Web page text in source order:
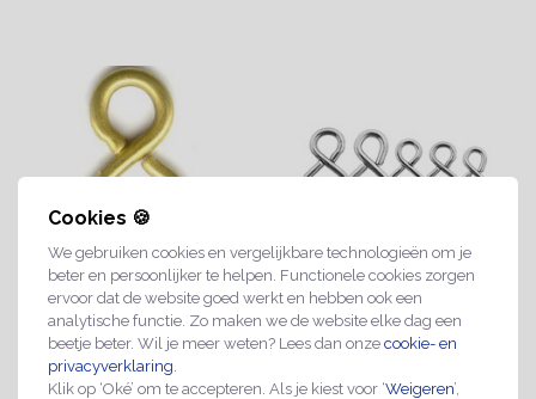
Cookies 🍪
We gebruiken cookies en vergelijkbare technologieën om je
beter en persoonlijker te helpen. Functionele cookies zorgen
ervoor dat de website goed werkt en hebben ook een
analytische functie. Zo maken we de website elke dag een
beetje beter. Wil je meer weten? Lees dan onze cookie- en
privacyverklaring.
Klik op ‘Oké’ om te accepteren. Als je kiest voor ‘Weigeren’,
Rechte S-haken messing
- per stuk
€0,19
Rechte S-haken staal
vernikkeld - per stuk